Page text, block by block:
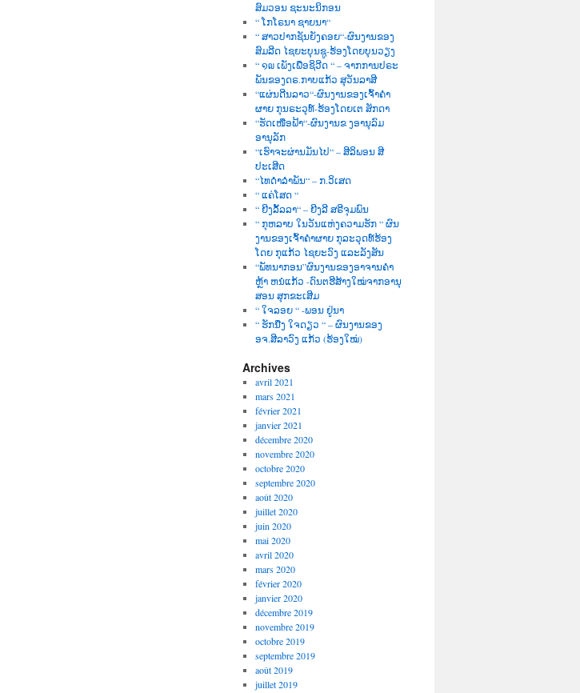
ສົມວອນ ຊະນະນິກອນ
“ ໂກໂຣນາ ຊາຍນາ“
“ ສາວປາກຊັນຍັງຄອຍ“-ຜົນງານຂອງ
ສົມລີດ ໄຊຍະບຸນຊູ-ຮ້ອງໂດຍບຸນວຽງ
“ ໑໙ ເພັງເພື່ອຊິວີດ “ – ຈາກການປຣະ
ພັນຂອງດຣ.ກາບແກ້ວ ສຸວັນລາສີ
“ແຜ່ນດີນລາວ“-ຜົນງານຂອງເຈົ້າຄຳ
ຜາຍ ກຸນຣະວຸທ໌-ຮ້ອງໂດຍເຕ ສັກດາ
“ຮັດເໜືອຟ້າ“-ຜົນງານຂ ງອານຸລົມ
ອານຸລັກ
“ເຮົາຈະຜ່ານມັນໄປ“ – ສີລິພອນ ສີ
ປະເສີດ
“ໄທດຳລຳພັນ“ – ກ.ວິເສດ
“ ແຄ່ໂສດ “
“ ຍີງລັ້ລລາ“ – ຍີງລີ ສຣີຈຸມພົນ
“ ກຸຫລາບ ໃນວັນແຫ່ງຄວາມຮັກ “ ຜົນ
ງານຂອງເຈົ້າຄຳຜາຍ ກຸລະວຸດທ໌ຮ້ອງ
ໂດຍ ກຸແກ້ວ ໄຊຍະວົງ ແລະລັງສັນ
“ພັທນາກອນ”ຜົນງານຂອງອາຈານຄຳ
ຫຼ້າ ຫນໍແກ້ວ -ດົນຕຮີສ້າງໃໝ່ຈາກອານຸ
ສອນ ສຸກຂະເສີມ
“ ໃຈລອຍ “ -ພອນ ຢູ່ນາ
“ ຮັກນື່ງ ໃຈດຽວ “ – ຜົນງານຂອງ
ອຈ.ສີລາວົງ ແກ້ວ (ຮ້ອງໃໝ່)
Archives
avril 2021
mars 2021
février 2021
janvier 2021
décembre 2020
novembre 2020
octobre 2020
septembre 2020
août 2020
juillet 2020
juin 2020
mai 2020
avril 2020
mars 2020
février 2020
janvier 2020
décembre 2019
novembre 2019
octobre 2019
septembre 2019
août 2019
juillet 2019